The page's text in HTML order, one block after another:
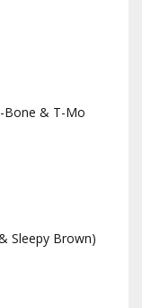
Bone & T-Mo
Sleepy Brown)